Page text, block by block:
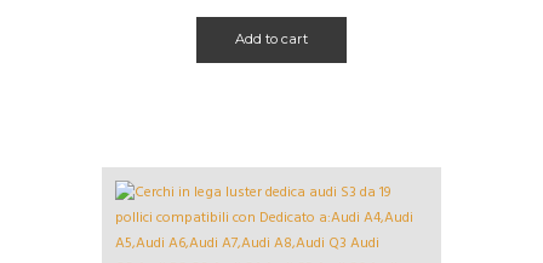
Add to cart